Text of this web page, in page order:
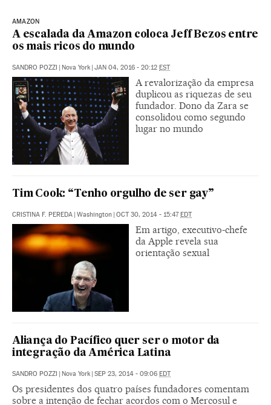
AMAZON
A escalada da Amazon coloca Jeff Bezos entre
os mais ricos do mundo
SANDRO POZZI | Nova York | JAN 04, 2016 - 20:12 EST
A revalorização da empresa
duplicou as riquezas de seu
fundador. Dono da Zara se
consolidou como segundo
lugar no mundo
Tim Cook: “Tenho orgulho de ser gay”
CRISTINA F. PEREDA | Washington | OCT 30, 2014 - 15:47EDT
Em artigo, executivo-chefe
da Apple revela sua
orientação sexual
Aliança do Pacífico quer ser o motor da
integração da América Latina
SANDRO POZZI | Nova York | SEP 23, 2014 - 09:06 EDT
Os presidentes dos quatro países fundadores comentam
sobre a intenção de fechar acordos com o Mercosul e